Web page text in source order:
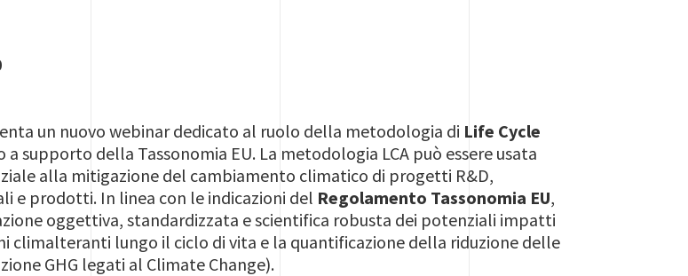
un nuovo webinar dedicato al ruolo della metodologia di Life Cycle
supporto della Tassonomia EU. La metodologia LCA può essere usata
alla mitigazione del cambiamento climatico di progetti R&D,
e prodotti. In linea con le indicazioni del Regolamento Tassonomia EU,
oggettiva, standardizzata e scientifica robusta dei potenziali impatti
climalteranti lungo il ciclo di vita e la quantificazione della riduzione delle
GHG legati al Climate Change).